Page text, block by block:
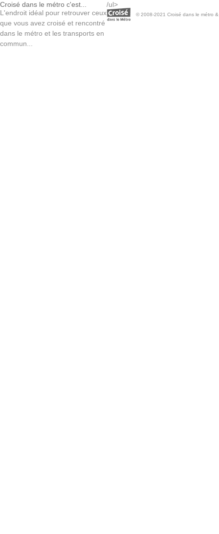
/ul>
Croisé dans le métro c'est...
L'endroit idéal pour retrouver ceux
que vous avez croisé et rencontré
dans le métro et les transports en
commun...
© 2008-2021 Croisé dans le métro